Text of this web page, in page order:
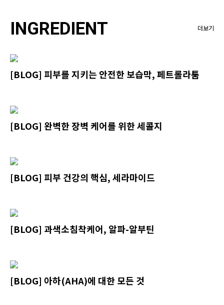
INGREDIENT 더보기
[BLOG] 피부를 지키는 안전한 보습막, 페트롤라툼
[BLOG] 완벽한 장벽 케어를 위한 세콜지
[BLOG] 피부 건강의 핵심, 세라마이드
[BLOG] 과색소침착케어, 알파-알부틴
[BLOG] 아하(AHA)에 대한 모든 것